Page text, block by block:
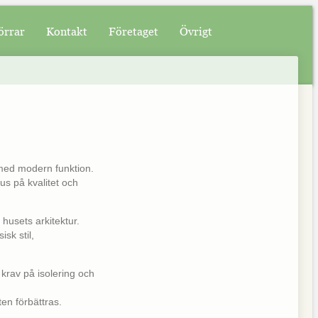
Kontakt Företaget Övrigt
modern funktion.
på kvalitet och
arkitektur.
stil,
på isolering och
förbättras.